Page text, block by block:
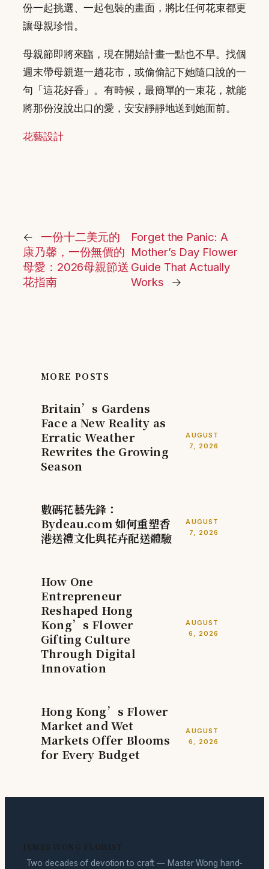
份一起挑選、一起包裝的畫面，將比任何花束都更
讓母親珍惜。
母親節即將來臨，現在開始計畫一點也不早。找個
週末帶母親逛一趟花市，或偷偷記下她隨口說的一
句「這花好香」。有時候，最簡單的一束花，就能
將那份沒說出口的愛，安安靜靜地送到她面前。
花藝設計
←
一份十二美元的
康乃馨，一份無價的
母愛：2026母親節送
花指南
Forget the Panic: A
Mother’s Day Flower
Guide That Actually
Works
→
MORE POSTS
Britain’s Gardens
Face a New Reality as
Erratic Weather
Rewrites the Growing
Season
AUGUST
7, 2026
數碼花藝先鋒：
Bydeau.com 如何重塑香
港送禮文化與花卉配送體驗
AUGUST
7, 2026
How One
Entrepreneur
Reshaped Hong
Kong’s Flower
Gifting Culture
Through Digital
Innovation
AUGUST
6, 2026
Hong Kong’s Flower
Market and Wet
Markets Offer Blooms
for Every Budget
AUGUST
6, 2026
JAMES WONG FLORIST
Two decades of devotion to craft — Master Wong hand-